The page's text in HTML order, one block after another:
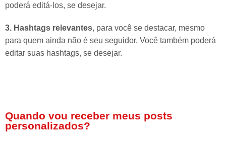
poderá editá-los, se desejar.
3. Hashtags relevantes, para você se destacar, mesmo
para quem ainda não é seu seguidor. Você também poderá
editar suas hashtags, se desejar.
Quando vou receber meus posts
personalizados?